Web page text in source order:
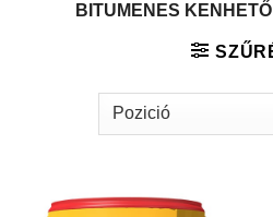
BITUMENES